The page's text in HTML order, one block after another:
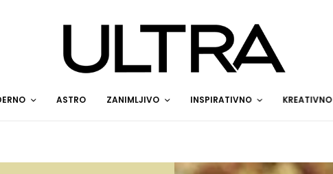
ASTRO ZANIMLJIVO INSPIRATIVNO KREATIVNO